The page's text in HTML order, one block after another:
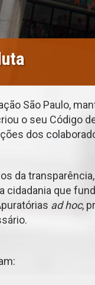
São Paulo,
o seu Código
dos
da
cidadania que
ad hoc,